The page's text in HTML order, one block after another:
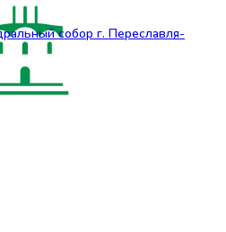
собор г. Переславля-